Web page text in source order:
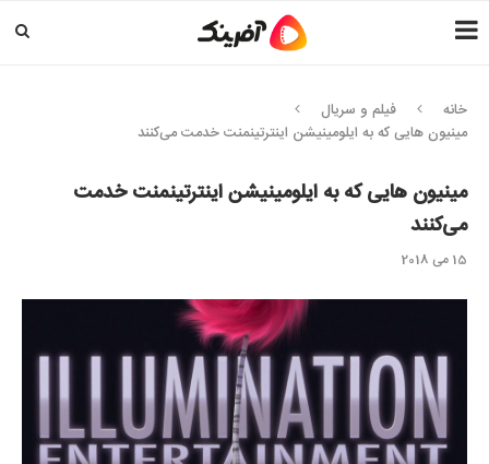
خانه
فیلم و سریال
مینیون هایی که به ایلومینیشن اینترتینمنت خدمت می‌کنند
مینیون هایی که به ایلومینیشن اینترتینمنت خدمت
می‌کنند
15 می 2018